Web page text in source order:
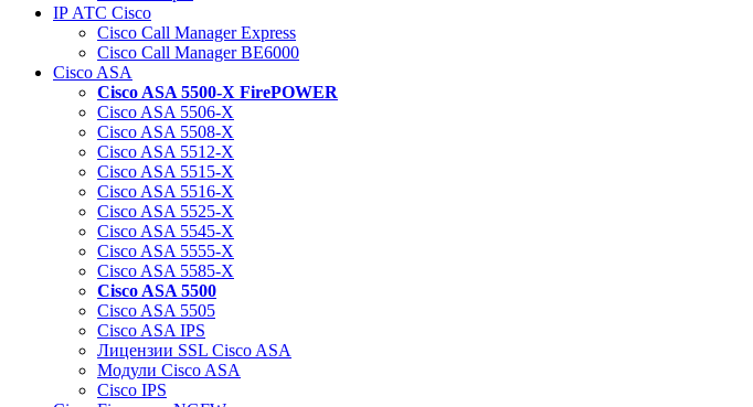
IP АТС Cisco
Cisco Call Manager Express
Cisco Call Manager BE6000
Cisco ASA
Cisco ASA 5500-X FirePOWER
Cisco ASA 5506-X
Cisco ASA 5508-X
Cisco ASA 5512-X
Cisco ASA 5515-X
Cisco ASA 5516-X
Cisco ASA 5525-X
Cisco ASA 5545-X
Cisco ASA 5555-X
Cisco ASA 5585-X
Cisco ASA 5500
Cisco ASA 5505
Cisco ASA IPS
Лицензии SSL Cisco ASA
Модули Cisco ASA
Cisco IPS